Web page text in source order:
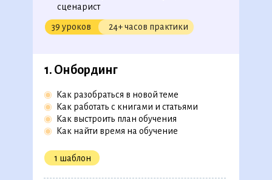
сценарист
39 уроков 24+ часов практики
1. Онбординг
Как разобраться в новой теме
Как работать с книгами и статьями
Как выстроить план обучения
Как найти время на обучение
◉
◉
◉
◉
1 шаблон